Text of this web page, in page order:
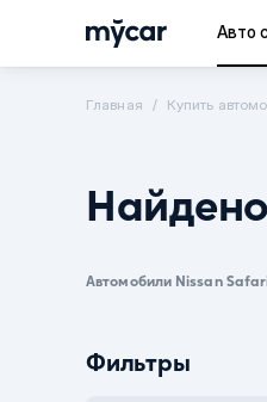
Авто
Главная Купить
Автомобили Nissan
Фильтры